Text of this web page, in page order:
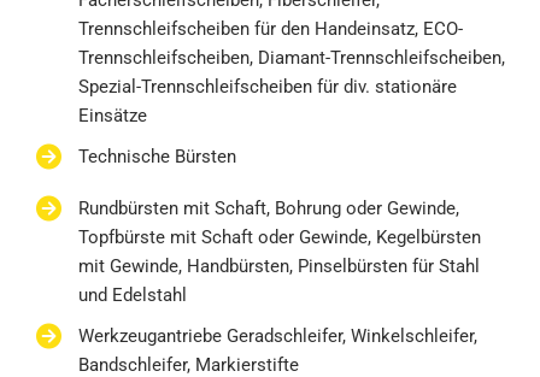
Trennschleifscheiben für den Handeinsatz, ECO-
Trennschleifscheiben, Diamant-Trennschleifscheiben,
Spezial-Trennschleifscheiben für div. stationäre
Einsätze
Technische Bürsten
Rundbürsten mit Schaft, Bohrung oder Gewinde,
Topfbürste mit Schaft oder Gewinde, Kegelbürsten
mit Gewinde, Handbürsten, Pinselbürsten für Stahl
und Edelstahl
Werkzeugantriebe Geradschleifer, Winkelschleifer,
Bandschleifer, Markierstifte